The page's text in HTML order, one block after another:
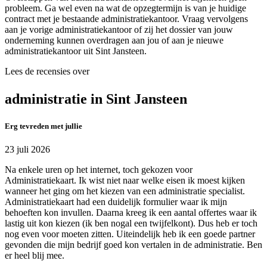
probleem. Ga wel even na wat de opzegtermijn is van je huidige
contract met je bestaande administratiekantoor. Vraag vervolgens
aan je vorige administratiekantoor of zij het dossier van jouw
onderneming kunnen overdragen aan jou of aan je nieuwe
administratiekantoor uit Sint Jansteen.
Lees de recensies over
administratie in Sint Jansteen
Erg tevreden met jullie
23 juli 2026
Na enkele uren op het internet, toch gekozen voor
Administratiekaart. Ik wist niet naar welke eisen ik moest kijken
wanneer het ging om het kiezen van een administratie specialist.
Administratiekaart had een duidelijk formulier waar ik mijn
behoeften kon invullen. Daarna kreeg ik een aantal offertes waar ik
lastig uit kon kiezen (ik ben nogal een twijfelkont). Dus heb er toch
nog even voor moeten zitten. Uiteindelijk heb ik een goede partner
gevonden die mijn bedrijf goed kon vertalen in de administratie. Ben
er heel blij mee.